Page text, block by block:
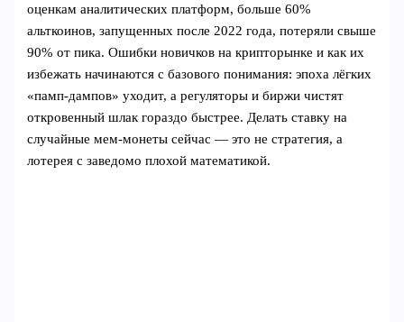
оценкам аналитических платформ, больше 60%
альткоинов, запущенных после 2022 года, потеряли свыше
90% от пика. Ошибки новичков на крипторынке и как их
избежать начинаются с базового понимания: эпоха лёгких
«памп-дампов» уходит, а регуляторы и биржи чистят
откровенный шлак гораздо быстрее. Делать ставку на
случайные мем‑монеты сейчас — это не стратегия, а
лотерея с заведомо плохой математикой.